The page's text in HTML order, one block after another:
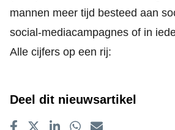
mannen meer tijd besteed aan
social-mediacampagnes of in
Alle cijfers op een rij:
Deel dit nieuwsartikel